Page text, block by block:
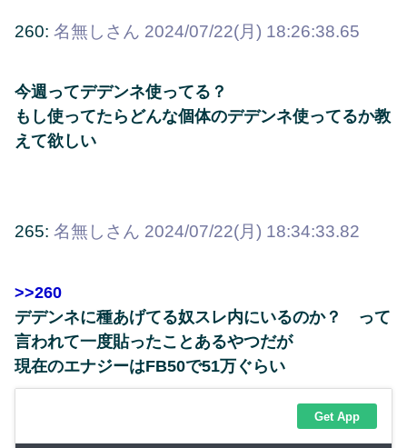
260: 名無しさん 2024/07/22(月) 18:26:38.65
今週ってデデンネ使ってる？
もし使ってたらどんな個体のデデンネ使ってるか教
えて欲しい
265: 名無しさん 2024/07/22(月) 18:34:33.82
>>260
デデンネに種あげてる奴スレ内にいるのか？ って
言われて一度貼ったことあるやつだが
現在のエナジーはFB50で51万ぐらい